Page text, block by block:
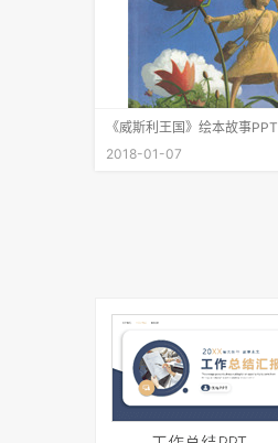
《威斯利王国》绘本故事PPT
2018-01-07